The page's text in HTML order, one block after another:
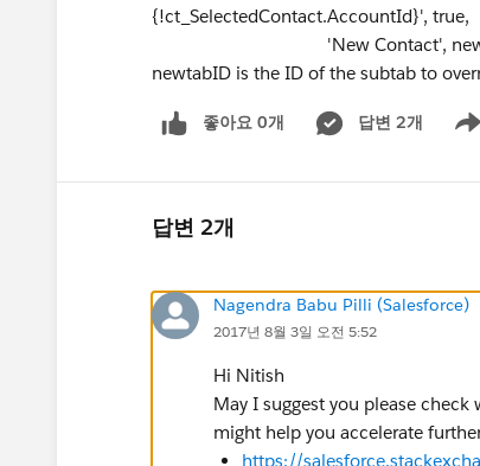
{!ct_SelectedContact.AccountId}', true,
'New Contact', newtabID,
newtabID is the ID of the subtab to
좋아요 0개 답변 2개
답변 2개
Nagendra Babu Pilli (Salesforce)
2017년 8월 3일 오전 5:52
Hi Nitish
May I suggest you please
might help you accelerate
https://